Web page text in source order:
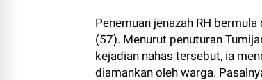
Penemuan jenazah RH
(57). Menurut penuturan
kejadian nahas tersebut, ia
diamankan oleh warga.